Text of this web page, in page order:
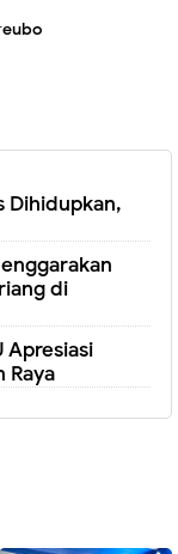
Dihidupkan,
di
Apresiasi
Raya